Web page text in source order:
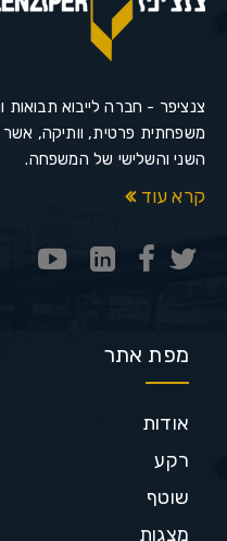
צנציפר - חברה לייבוא
משפחתית פרטית, וותיקה, אשר
השני והשלישי של המשפחה.
קרא עוד
מפת אתר
אודות
רקע
שוטף
מצגות